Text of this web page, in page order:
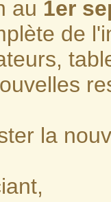
au 1er
de
la